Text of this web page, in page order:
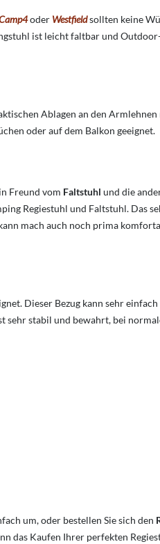
oder Westfieldsollten keine
ist leicht faltbar und
Ablagen an den
oder auf dem Balkon geeignet.
Freund vom Faltstuhl und die
Regiestuhl und Faltstuhl. Das
mach auch noch prima
Dieser Bezug kann sehr
sehr stabil und bewahrt, bei
um, oder bestellen Sie sich den
das Kaufen Ihrer perfekten